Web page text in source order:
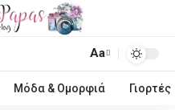
Aa
Μόδα & Ομορφιά Γιορτές